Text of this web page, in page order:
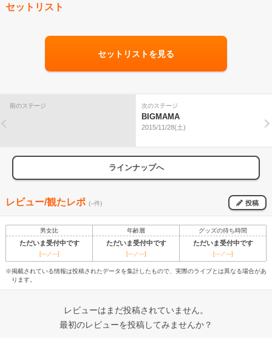
セットリスト
セットリストを見る
前のステージ 次のステージ
BIGMAMA
2015/11/28(土)
ラインナップへ
レビュー/観たレポ (--件) 投稿
男女比 年齢層 グッズの待ち時間
ただいま受付中です ただいま受付中です ただいま受付中です
[---／---] [---／---] [---／---]
※掲載されている情報は投稿されたデータを集計したもので、実際のライブとは異なる場合があ
ります。
レビューはまだ投稿されていません。
最初のレビューを投稿してみませんか？